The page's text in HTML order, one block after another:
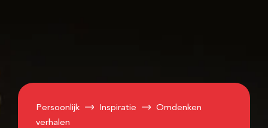
Persoonlijk Inspiratie
Omdenken
verhalen